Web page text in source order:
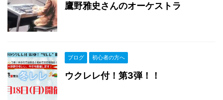
鷹野雅史さんのオーケストラ
ブログ 初心者の方へ
ウクレレ付！第3弾！！